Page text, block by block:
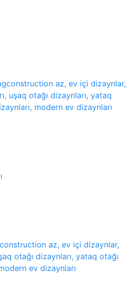
az, ev içi dizaynlar,
uşaq otağı dizaynları, yataq
modern ev dizaynları